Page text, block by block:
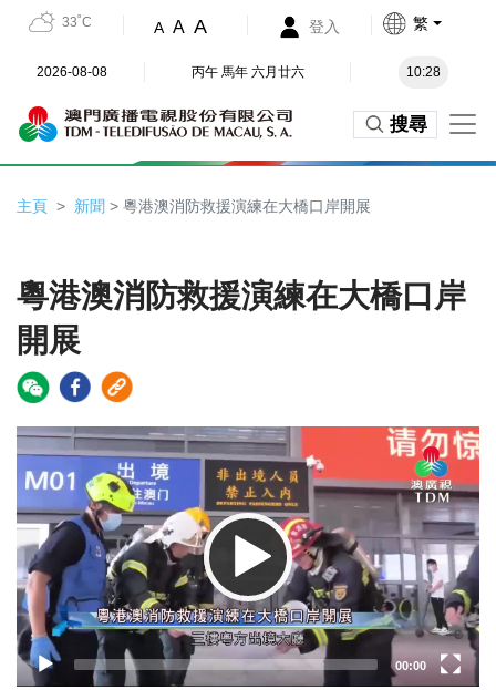
33˚C A A A 登入 繁
2026-08-08 丙午 馬年 六月廿六 10:28
搜尋
主頁 新聞 > 粵港澳消防救援演練在大橋口岸開展
粵港澳消防救援演練在大橋口岸
開展
Video
00:00